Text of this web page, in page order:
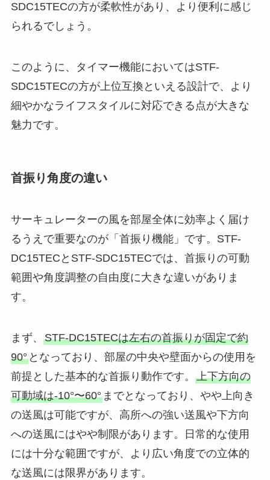
SDC15TECの方が柔軟性があり、より便利に感じ
られるでしょう。
このように、タイマー機能においてはSTF-
SDC15TECの方が上位互換といえる設計で、より
細やかなライフスタイルに対応できる点が大きな
魅力です。
首振り角度の違い
サーキュレーターの風を部屋全体に効率よく届け
るうえで重要なのが「首振り機能」です。STF-
DC15TECとSTF-SDC15TECでは、首振りの可動
範囲や角度調整の自由度に大きな違いがありま
す。
まず、 STF-DC15TECは左右の首振りが固定で約
90°となっており、部屋の中央や壁面からの使用を
前提とした基本的な首振り動作です。 上下方向の
可動域は-10°〜60°までとなっており、やや上向き
の送風は可能ですが、高所への強い送風や下方向
への送風にはやや制限があります。日常的な使用
には十分な範囲ですが、より広い角度での立体的
な送風には限界があります。